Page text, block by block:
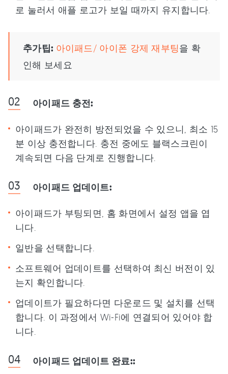
로 눌러서 애플 로고가 보일 때까지 유지합니다.
추가팁: 아이패드/ 아이폰 강제 재부팅을 확
인해 보세요
아이패드 충전:
아이패드가 완전히 방전되었을 수 있으니, 최소 15
분 이상 충전합니다. 충전 중에도 블랙스크린이
계속되면 다음 단계로 진행합니다.
아이패드 업데이트:
아이패드가 부팅되면, 홈 화면에서 설정 앱을 엽
니다.
일반을 선택합니다.
소프트웨어 업데이트를 선택하여 최신 버전이 있
는지 확인합니다.
업데이트가 필요하다면 다운로드 및 설치를 선택
합니다. 이 과정에서 Wi-Fi에 연결되어 있어야 합
니다.
아이패드 업데이트 완료::